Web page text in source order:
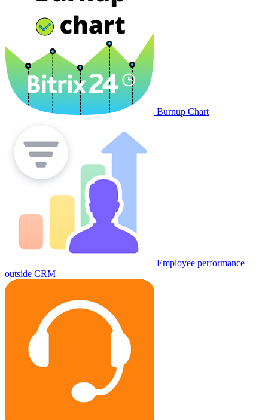
Burnup Chart
Employee performance
outside CRM